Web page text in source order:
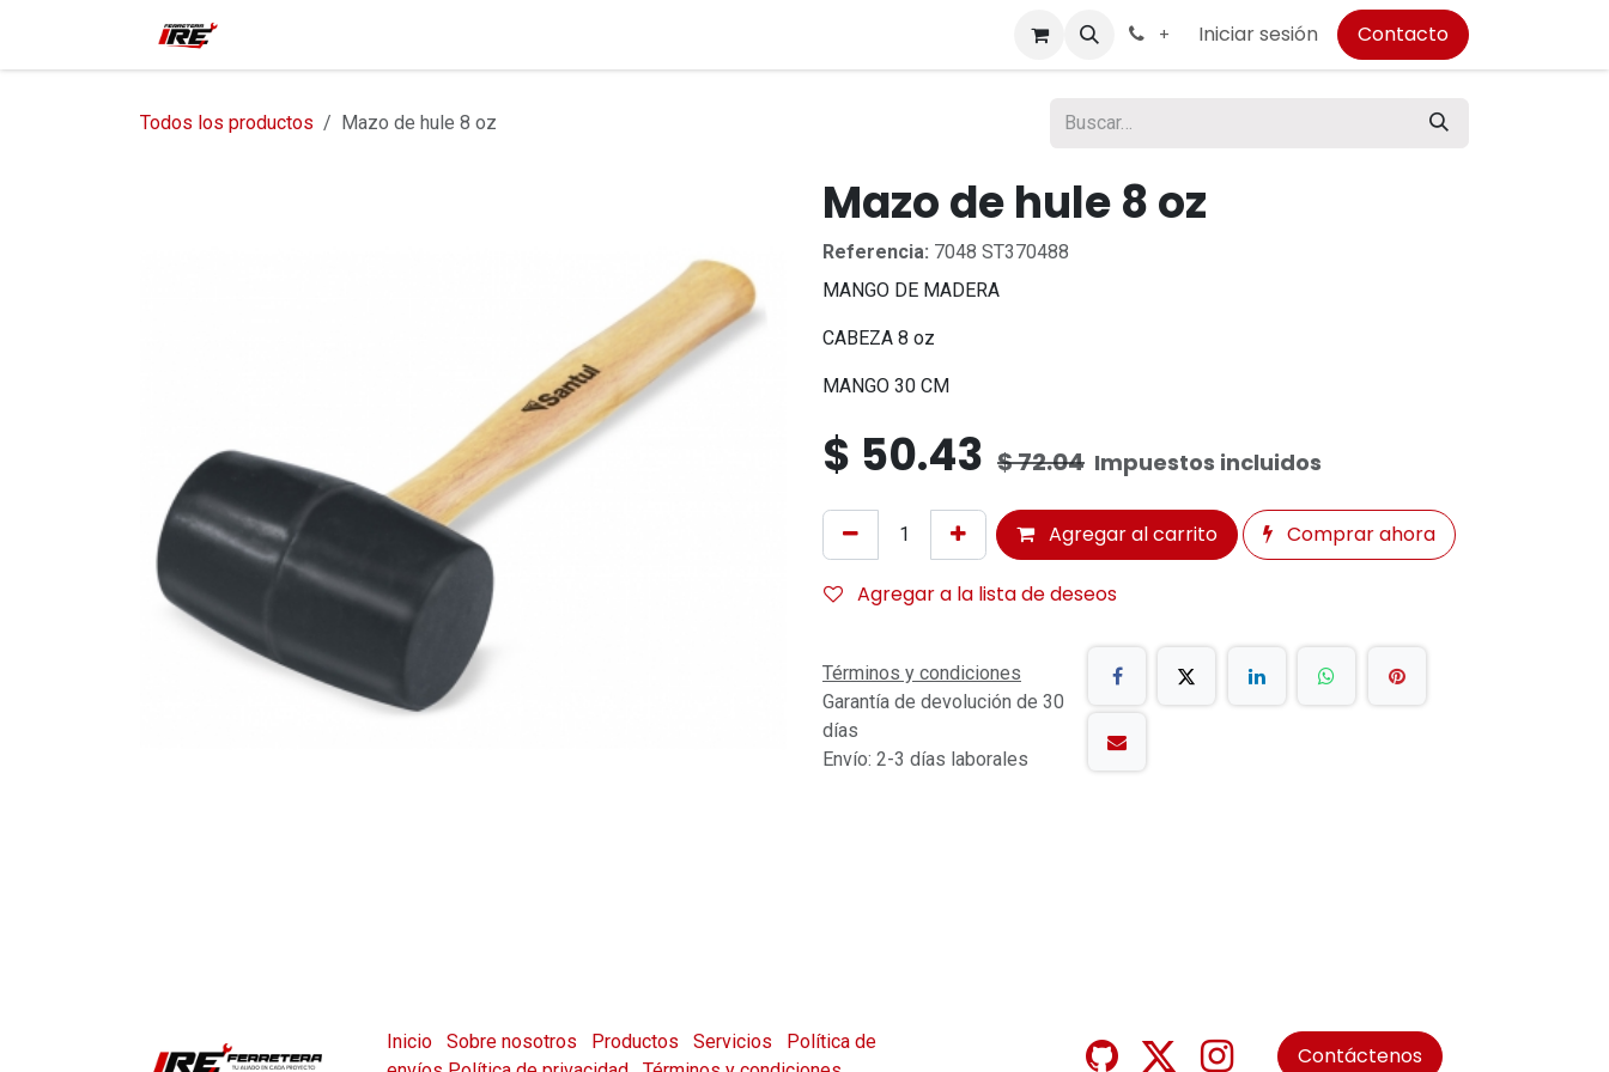
+ Iniciar sesión Contacto
Todos los productos Mazo de hule 8 oz
Mazo de hule 8 oz
Referencia: 7048 ST370488
MANGO DE MADERA
CABEZA 8 oz
MANGO 30 CM
$ 50.43 $72.04 Impuestos incluidos
Agregar al carrito Comprar ahora
Agregar a la lista de deseos
Términos y condiciones
Garantía de devolución de 30
días
Envío: 2-3 días laborales
Inicio Sobre nosotros Productos Servicios
Política de
Contáctenos